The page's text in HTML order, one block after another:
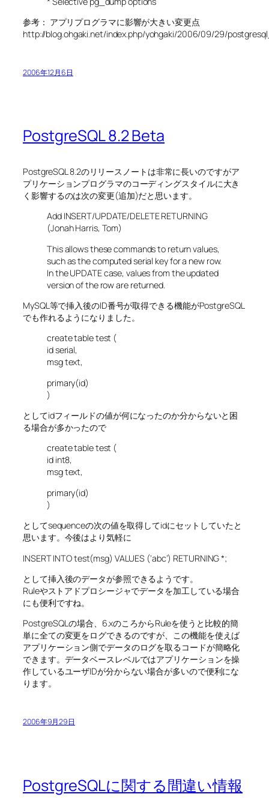
参考： アプリプログラマに影響が大きい変更点
http://blog.ohgaki.net/index.php/yohgaki/2006/09/29/
2006年12月6日
PostgreSQL 8.2 Beta
PostgreSQL 8.2のリリースノートは非常に長いのですがア
プリケーションプログラマのコーディングスタイルに大き
く影響するのは次の変更(追加)だと思います。
Add INSERT/UPDATE/DELETE RETURNING
(Jonah Harris, Tom)
This allows these commands to return values,
such as the computed serial key for a new row.
In the UPDATE case, values from the updated
version of the row are returned.
MySQL等で挿入後のID番号が取得できる機能がPostgreSQL
でも作れるようになりました。
create table test (
id serial,
msg text,
primary(id)
)
としてidフィールドの値が何になったのか分からないと困
る場合が多かったので
create table test (
id int8,
msg text,
primary(id)
)
としてsequenceの次の値を取得してidにセットしていたと
思います。今後はより気軽に
INSERT INTO test(msg) VALUES (‘abc’) RETURNING *;
として挿入後のデータが参照できるようです。
Ruleやストアドプロシージャでデータを加工している場合
にも便利ですね。
PostgreSQLの場合、6.xのころからRuleを使うと比較的簡
単に全ての変更をログできるのですが、この機能を使えば
アプリケーション側でデータのログを取るコードが簡略化
できます。データベースレベルではアプリケーションを操
作しているユーザIDが分からない場合が多いので便利にな
ります。
2006年9月29日
PostgreSQLに関する間違い情報